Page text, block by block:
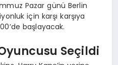
Pazar günü Berlin
için karşı karşıya
başlayacak.
Seçildi